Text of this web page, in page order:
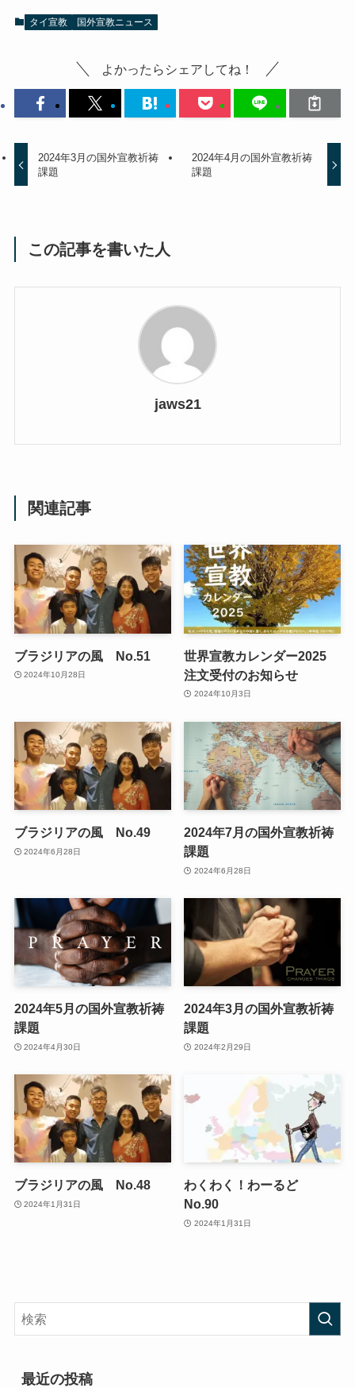
タイ宣教 国外宣教ニュース
よかったらシェアしてね！
2024年3月の国外宣教祈祷
課題
2024年4月の国外宣教祈祷
課題
この記事を書いた人
jaws21
関連記事
ブラジリアの風 No.51
2024年10月28日
世界宣教カレンダー2025
注文受付のお知らせ
2024年10月3日
ブラジリアの風 No.49
2024年6月28日
2024年7月の国外宣教祈祷
課題
2024年6月28日
2024年5月の国外宣教祈祷
課題
2024年4月30日
2024年3月の国外宣教祈祷
課題
2024年2月29日
ブラジリアの風 No.48
2024年1月31日
わくわく！わーるど
No.90
2024年1月31日
最近の投稿